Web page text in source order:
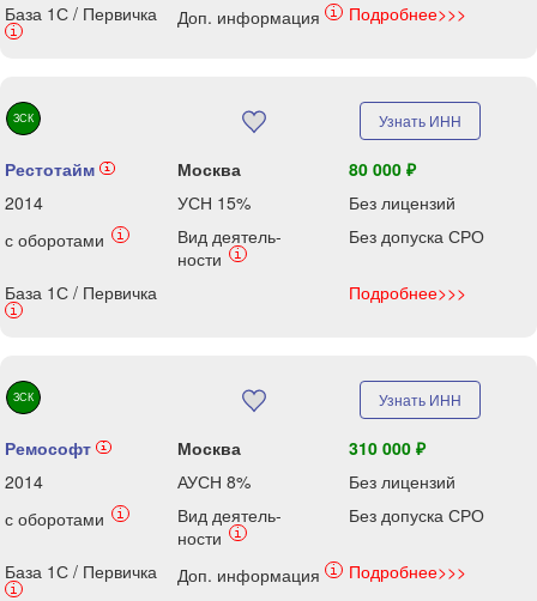
База 1С / Первичка
i
Доп. информация i Подробнее>>>
ЗСК Узнать ИНН
Рестотайм i Москва
80 000 ₽
2014
УСН 15%
Без лицензий
с оборотами
i
Вид деятель-
ности
i
Без допуска СРО
База 1С / Первичка
i
Подробнее>>>
ЗСК Узнать ИНН
Ремософт i Москва
310 000 ₽
2014
АУСН 8%
Без лицензий
с оборотами
i
Вид деятель-
ности
i
Без допуска СРО
База 1С / Первичка
i
Доп. информация i Подробнее>>>